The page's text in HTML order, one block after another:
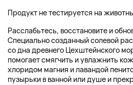
Продукт не тестируется на
Расслабьтесь, восстановите и
Специально созданный солевой
со дна древнего Цехштейнского
помогает смягчить и увлажнить
хлоридом магния и лавандой
пузырьки в ванной или душе и